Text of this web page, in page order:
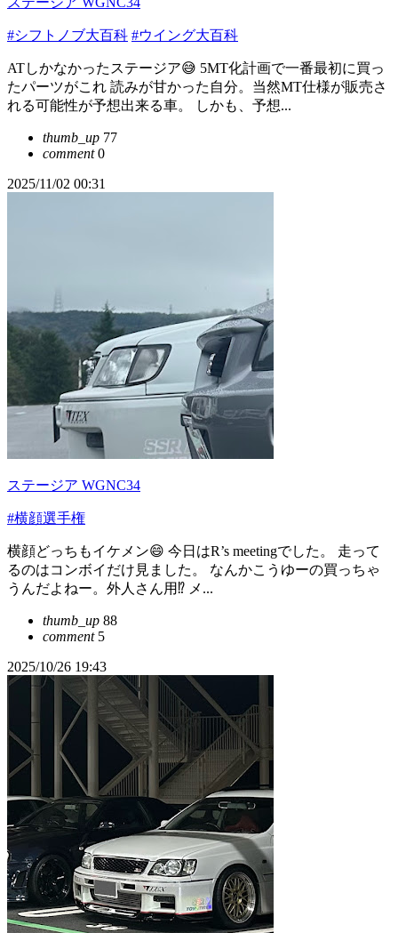
#シフトノブ大百科 #ウイング大百科
ATしかなかったステージア😅 5MT化計画で一番最初に買っ
たパーツがこれ 読みが甘かった自分。当然MT仕様が販売さ
れる可能性が予想出来る車。 しかも、予想...
thumb_up 77
comment0
2025/11/02 00:31
ステージア WGNC34
#横顔選手権
横顔どっちもイケメン😄 今日はR’s meetingでした。 走って
るのはコンボイだけ見ました。 なんかこうゆーの買っちゃ
うんだよねー。外人さん用⁉️ メ...
thumb_up 88
comment5
2025/10/26 19:43